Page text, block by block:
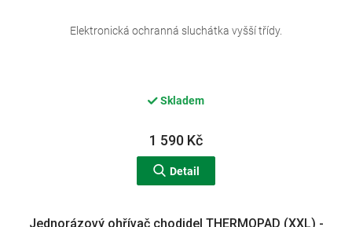
Skladem
1 590 Kč
Detail
Elektronická ochranná sluchátka vyšší třídy.
Jednorázový ohřívač chodidel THERMOPAD (XXL) -